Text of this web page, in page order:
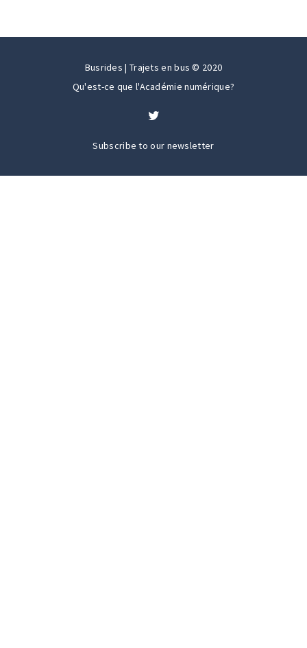
Busrides | Trajets en bus © 2020
Qu'est-ce que l'Académie numérique?
Subscribe to our newsletter